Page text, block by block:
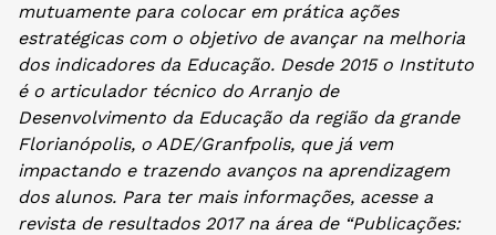
mutuamente para colocar em prática ações
estratégicas com o objetivo de avançar na melhoria
dos indicadores da Educação. Desde 2015 o Instituto
é o articulador técnico do Arranjo de
Desenvolvimento da Educação da região da grande
Florianópolis, o ADE/Granfpolis, que já vem
impactando e trazendo avanços na aprendizagem
dos alunos. Para ter mais informações, acesse a
revista de resultados 2017 na área de “Publicações: